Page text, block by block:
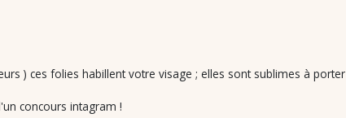
) ces folies habillent votre visage ; elles sont sublimes à porter
concours intagram !